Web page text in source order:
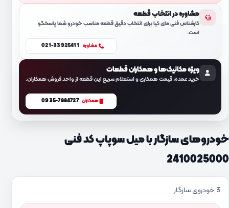
مشاوره در انتخاب قطعه
کارشناس فنی مای کیا برای انتخاب دقیق قطعه مناسب خودرو شما پاسخگو
است.
مشاوره 021-33925411
ویژه مکانیک‌ها و همکاران قطعات
خرید عمده، قیمت همکاری و استعلام سریع این قطعه از واحد فروش همکاران.
همکاران 0935-7884727
خودروهای سازگار با میل سوپاپ کد فنی
2410025000
3 خودروی سازگار